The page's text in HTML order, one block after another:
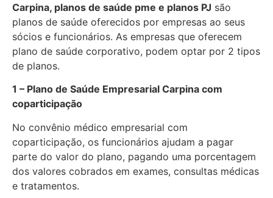
Carpina, planos de saúde pme e planos PJ são
planos de saúde oferecidos por empresas ao seus
sócios e funcionários. As empresas que oferecem
plano de saúde corporativo, podem optar por 2 tipos
de planos.
1 – Plano de Saúde Empresarial Carpina com
coparticipação
No convênio médico empresarial com
coparticipação, os funcionários ajudam a pagar
parte do valor do plano, pagando uma porcentagem
dos valores cobrados em exames, consultas médicas
e tratamentos.